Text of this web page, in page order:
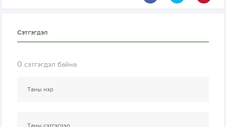
Сэтгэгдэл
0 сэтгэгдэл байна